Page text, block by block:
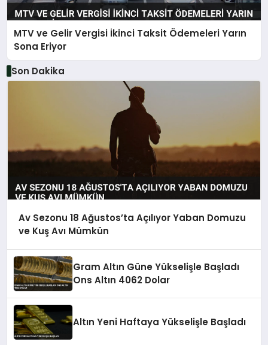
MTV ve Gelir Vergisi İkinci Taksit Ödemeleri Yarın
Sona Eriyor
Son Dakika
Av Sezonu 18 Ağustos’ta Açılıyor Yaban Domuzu
ve Kuş Avı Mümkün
Gram Altın Güne Yükselişle Başladı
Ons Altın 4062 Dolar
Altın Yeni Haftaya Yükselişle Başladı